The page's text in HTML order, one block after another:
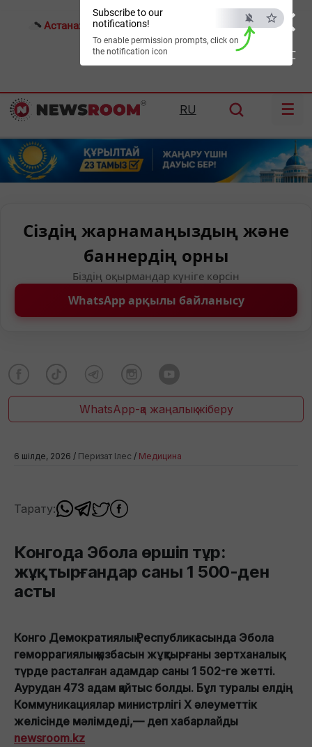
×
ESC
Subscribe to our
notifications!
To enable permission prompts, click on
the notification icon
Астана: 22°C Алматы: Шымкент:32°C
RU ☰
Сіздің жарнамаңыздың және
баннердің орны
Біздің оқырмандар күніге көрсін
WhatsApp арқылы байланысу
WhatsApp-қа жаңалық жіберу
6 шілде, 2026 / Перизат Ілес / Медицина
Тарату:
Конгода Эбола өршіп тұр:
жұқтырғандар саны 1 500-ден
асты
Конго Демократиялық Республикасында Эбола
геморрагиялық қызбасын жұқтырғаны зертханалық
түрде расталған адамдар саны 1 502-ге жетті.
Аурудан 473 адам қайтыс болды. Бұл туралы елдің
Коммуникациялар министрлігі X әлеуметтік
желісінде мәлімдеді,— деп хабарлайды
newsroom.kz